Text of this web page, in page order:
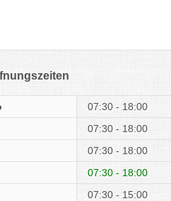
07:30 - 18:00
07:30 - 18:00
07:30 - 18:00
07:30 - 18:00
07:30 - 15:00